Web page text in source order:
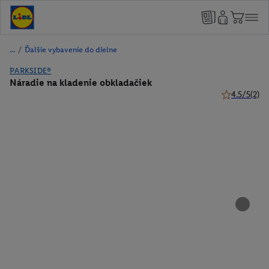
/ Ďalšie vybavenie do dielne
PARKSIDE®
Náradie na kladenie obkladačiek
4.5/5(2)